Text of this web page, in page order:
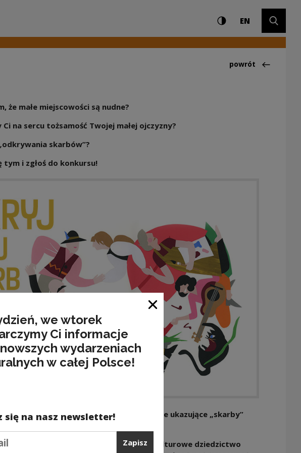
Kultury Ustawienia iWysoki kontrast
ENCHANGE
Powrót do:Odkryj
powrót
że małe miejscowości są nudne?
Ci na sercu tożsamość Twojej małej ojczyzny?
skarbów”?
tym i zgłoś do konkursu!
inicjatywy edukacyjno-kulturalne ukazujące „skarby”
w Polsce
dla
każdego, komu nie jest obojętne kulturowe dziedzictwo
Zamknij okno
we wtorek
Ci informacje
wydarzeniach
w całej Polsce!
się na nasz newsletter!
Zapisz